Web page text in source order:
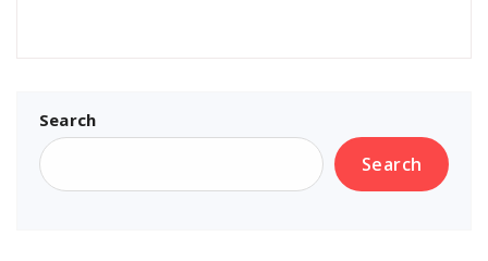
Search
Search